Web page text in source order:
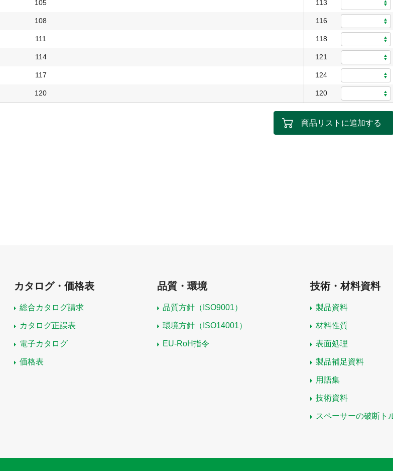
105 113
108 116
111 118
114 121
117 124
120 120
商品リストに追加する
カタログ・価格表
総合カタログ請求
カタログ正誤表
電子カタログ
価格表
品質・環境
品質方針（ISO9001）
環境方針（ISO14001）
EU-RoH指令
技術・材料資料
製品資料
材料性質
表面処理
製品補足資料
用語集
技術資料
スペーサーの破断ト